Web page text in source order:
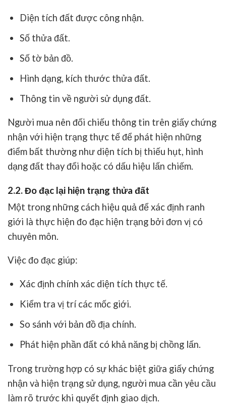
Diện tích đất được công nhận.
Số thửa đất.
Số tờ bản đồ.
Hình dạng, kích thước thửa đất.
Thông tin về người sử dụng đất.
Người mua nên đối chiếu thông tin trên giấy chứng
nhận với hiện trạng thực tế để phát hiện những
điểm bất thường như diện tích bị thiếu hụt, hình
dạng đất thay đổi hoặc có dấu hiệu lấn chiếm.
2.2. Đo đạc lại hiện trạng thửa đất
Một trong những cách hiệu quả để xác định ranh
giới là thực hiện đo đạc hiện trạng bởi đơn vị có
chuyên môn.
Việc đo đạc giúp:
Xác định chính xác diện tích thực tế.
Kiểm tra vị trí các mốc giới.
So sánh với bản đồ địa chính.
Phát hiện phần đất có khả năng bị chồng lấn.
Trong trường hợp có sự khác biệt giữa giấy chứng
nhận và hiện trạng sử dụng, người mua cần yêu cầu
làm rõ trước khi quyết định giao dịch.